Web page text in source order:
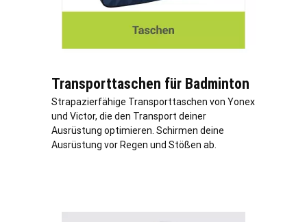
Transporttaschen für Badminton
Strapazierfähige Transporttaschen von Yonex
und Victor, die den Transport deiner
Ausrüstung optimieren. Schirmen deine
Ausrüstung vor Regen und Stößen ab.